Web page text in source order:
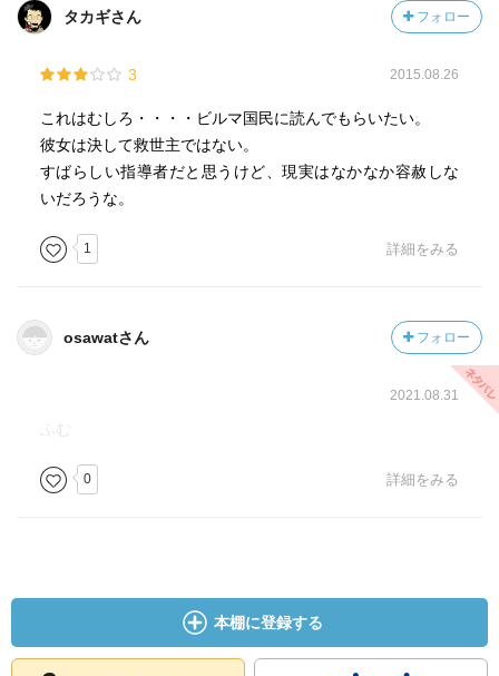
タカギさん フォロー
3 2015.08.26
これはむしろ・・・・ビルマ国民に読んでもらいたい。
彼女は決して救世主ではない。
すばらしい指導者だと思うけど、現実はなかなか容赦しな
いだろうな。
1 詳細をみる
osawatさん フォロー
2021.08.31
0 詳細をみる
本棚に登録する